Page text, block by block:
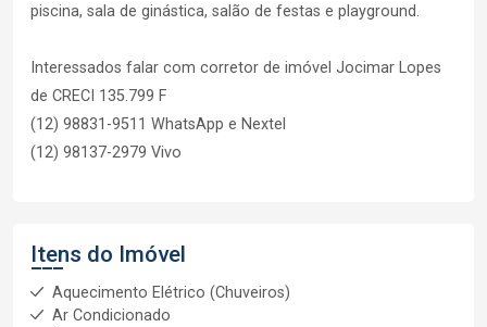
piscina, sala de ginástica, salão de festas e playground.
Interessados falar com corretor de imóvel Jocimar Lopes
de CRECI 135.799 F
(12) 98831-9511 WhatsApp e Nextel
(12) 98137-2979 Vivo
Itens do Imóvel
Aquecimento Elétrico (Chuveiros)
Ar Condicionado